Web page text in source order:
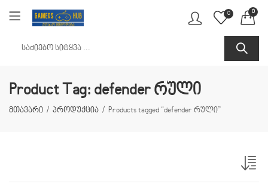
0 0
Product Tag: defender რული
მთავარი პროდუქცია Products tagged “defender რული”